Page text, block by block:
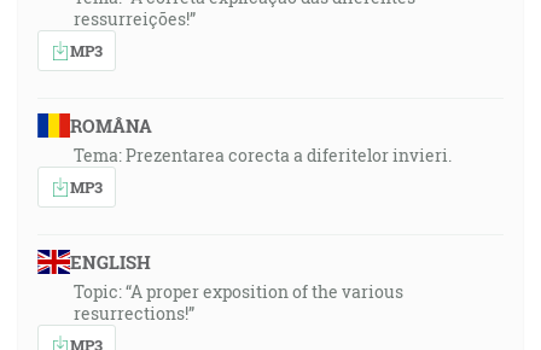
ressurreições!”
MP3
ROMÂNA
Tema: Prezentarea corecta a diferitelor invieri.
MP3
ENGLISH
Topic: “A proper exposition of the various
resurrections!”
MP3